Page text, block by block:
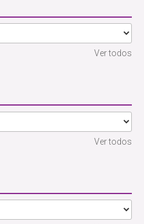
Ver todos
Ver todos